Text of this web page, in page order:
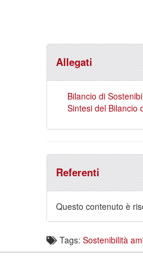
Allegati
Bilancio di
Sintesi del Bilancio
Referenti
Questo contenuto è
Tags: Sostenibilità